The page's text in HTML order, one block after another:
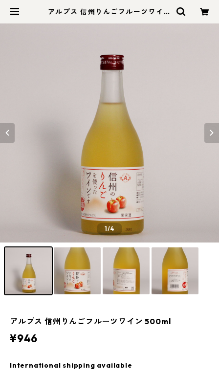
アルプス 信州りんごフルーツワイン
1/4
アルプス 信州りんごフルーツワイン 500ml
¥946
International shipping available